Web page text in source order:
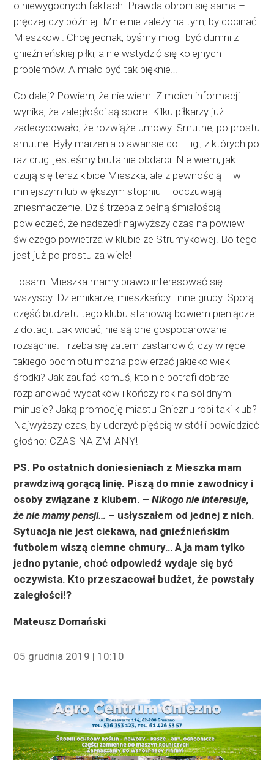
o niewygodnych faktach. Prawda obroni się sama –
prędzej czy później. Mnie nie zależy na tym, by docinać
Mieszkowi. Chcę jednak, byśmy mogli być dumni z
gnieźnieńskiej piłki, a nie wstydzić się kolejnych
problemów. A miało być tak pięknie…
Co dalej? Powiem, że nie wiem. Z moich informacji
wynika, że zaległości są spore. Kilku piłkarzy już
zadecydowało, że rozwiąże umowy. Smutne, po prostu
smutne. Były marzenia o awansie do II ligi, z których po
raz drugi jesteśmy brutalnie obdarci. Nie wiem, jak
czują się teraz kibice Mieszka, ale z pewnością – w
mniejszym lub większym stopniu – odczuwają
zniesmaczenie. Dziś trzeba z pełną śmiałością
powiedzieć, że nadszedł najwyższy czas na powiew
świeżego powietrza w klubie ze Strumykowej. Bo tego
jest już po prostu za wiele!
Losami Mieszka mamy prawo interesować się
wszyscy. Dziennikarze, mieszkańcy i inne grupy. Sporą
część budżetu tego klubu stanowią bowiem pieniądze
z dotacji. Jak widać, nie są one gospodarowane
rozsądnie. Trzeba się zatem zastanowić, czy w ręce
takiego podmiotu można powierzać jakiekolwiek
środki? Jak zaufać komuś, kto nie potrafi dobrze
rozplanować wydatków i kończy rok na solidnym
minusie? Jaką promocję miastu Gnieznu robi taki klub?
Najwyższy czas, by uderzyć pięścią w stół i powiedzieć
głośno: CZAS NA ZMIANY!
PS. Po ostatnich doniesieniach z Mieszka mam
prawdziwą gorącą linię. Piszą do mnie zawodnicy i
osoby związane z klubem. –Nikogo nie interesuje,
że nie mamy pensji… – usłyszałem od jednej z nich.
Sytuacja nie jest ciekawa, nad gnieźnieńskim
futbolem wiszą ciemne chmury… A ja mam tylko
jedno pytanie, choć odpowiedź wydaje się być
oczywista. Kto przeszacował budżet, że powstały
zaległości!?
Mateusz Domański
05 grudnia 2019 | 10:10